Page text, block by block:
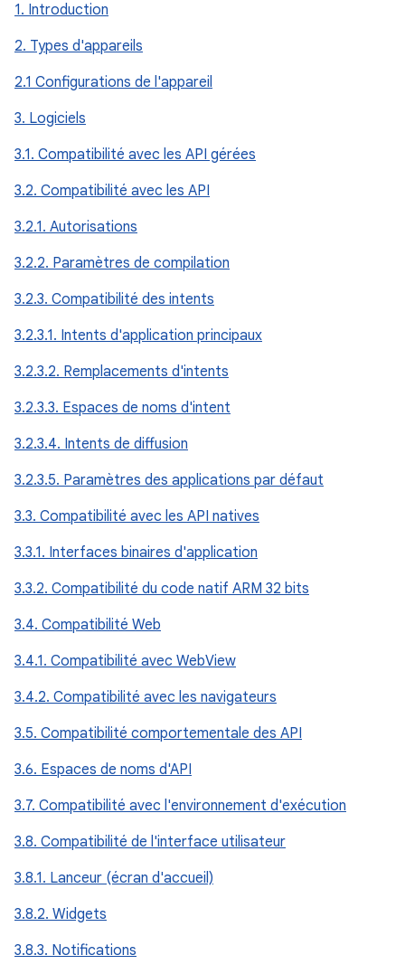
1. Introduction
2. Types d'appareils
2.1 Configurations de l'appareil
3. Logiciels
3.1. Compatibilité avec les API gérées
3.2. Compatibilité avec les API
3.2.1. Autorisations
3.2.2. Paramètres de compilation
3.2.3. Compatibilité des intents
3.2.3.1. Intents d'application principaux
3.2.3.2. Remplacements d'intents
3.2.3.3. Espaces de noms d'intent
3.2.3.4. Intents de diffusion
3.2.3.5. Paramètres des applications par défaut
3.3. Compatibilité avec les API natives
3.3.1. Interfaces binaires d'application
3.3.2. Compatibilité du code natif ARM 32 bits
3.4. Compatibilité Web
3.4.1. Compatibilité avec WebView
3.4.2. Compatibilité avec les navigateurs
3.5. Compatibilité comportementale des API
3.6. Espaces de noms d'API
3.7. Compatibilité avec l'environnement d'exécution
3.8. Compatibilité de l'interface utilisateur
3.8.1. Lanceur (écran d'accueil)
3.8.2. Widgets
3.8.3. Notifications